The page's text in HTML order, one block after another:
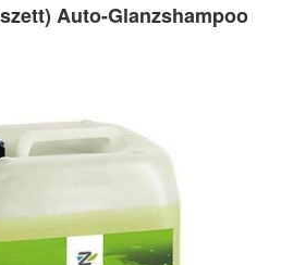
Auto-Glanzshampoo